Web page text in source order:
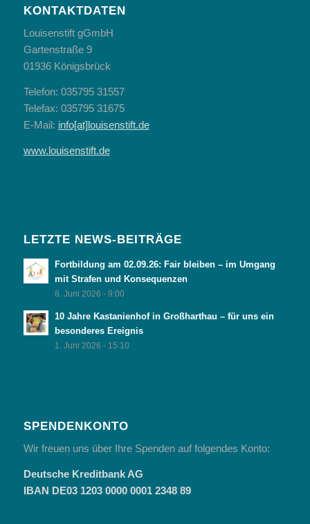
KONTAKTDATEN
Louisenstift gGmbH
Gartenstraße 9
01936 Königsbrück
Telefon: 035795 31557
Telefax: 035795 31675
E-Mail: info[at]louisenstift.de
www.louisenstift.de
LETZTE NEWS-BEITRÄGE
Fortbildung am 02.09.26: Fair bleiben – im Umgang
mit Strafen und Konsequenzen
8. Juni 2026 - 9:00
10 Jahre Kastanienhof in Großharthau – für uns ein
besonderes Ereignis
1. Juni 2026 - 15:10
SPENDENKONTO
Wir freuen uns über Ihre Spenden auf folgendes Konto:
Deutsche Kreditbank AG
IBAN DE03 1203 0000 0001 2348 89